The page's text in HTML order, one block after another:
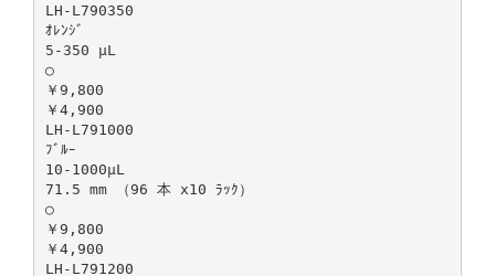
LH-L790350
ｵﾚﾝｼﾞ
5-350 μL
○
￥9,800
￥4,900
LH-L791000
ﾌﾞﾙｰ
10-1000μL
71.5 mm （96 本 x10 ﾗｯｸ）
○
￥9,800
￥4,900
LH-L791200